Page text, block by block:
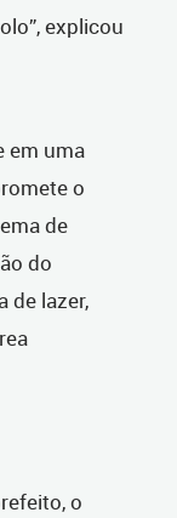
explicou
em uma
o
de
do
de lazer,
o